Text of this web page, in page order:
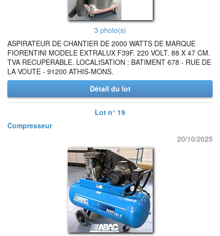
3 photo(s)
ASPIRATEUR DE CHANTIER DE 2000 WATTS DE MARQUE
FIORENTINI MODELE EXTRALUX F39F. 220 VOLT. 88 X 47 CM.
TVA RECUPERABLE. LOCALISATION : BATIMENT 678 - RUE DE
LA VOUTE - 91200 ATHIS-MONS.
Détail du lot
Lot n° 19
Compresseur
20/10/2025